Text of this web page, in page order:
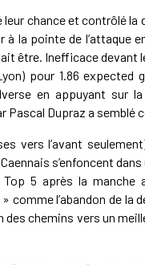
chance et contrôlé
la pointe de l’attaque
être. Inefficace devant
pour 1.86 expected
en appuyant sur
Pascal Dupraz a semblé
vers l’avant
s’enfoncent
5 après la manche
comme l’abandon de
chemins vers un